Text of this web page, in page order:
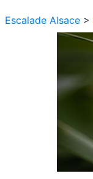
Escalade Alsace >